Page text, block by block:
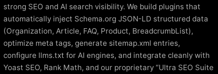
strong SEO and AI search visibility. We build plugins that
automatically inject Schema.org JSON-LD structured data
(Organization, Article, FAQ, Product, BreadcrumbList),
optimize meta tags, generate sitemap.xml entries,
configure llms.txt for AI engines, and integrate cleanly with
Yoast SEO, Rank Math, and our proprietary “Ultra SEO Suite